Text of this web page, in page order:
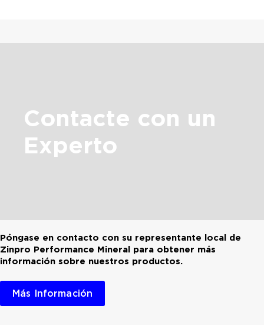
Contacte con un
Experto
Póngase en contacto con su representante local de
Zinpro Performance Mineral para obtener más
información sobre nuestros productos.
Más Información